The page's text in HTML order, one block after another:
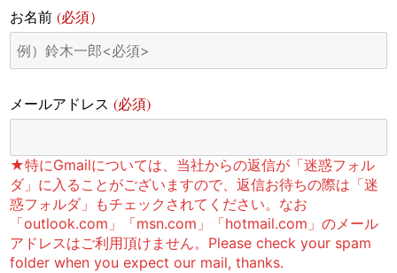
お名前(必須）
メールアドレス(必須)
★特にGmailについては、当社からの返信が「迷惑フォル
ダ」に入ることがございますので、返信お待ちの際は「迷
惑フォルダ」もチェックされてください。なお
「outlook.com」「msn.com」「hotmail.com」のメール
アドレスはご利用頂けません。Please check your spam
folder when you expect our mail, thanks.